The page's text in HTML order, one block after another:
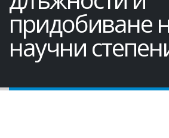
придобиване
научни